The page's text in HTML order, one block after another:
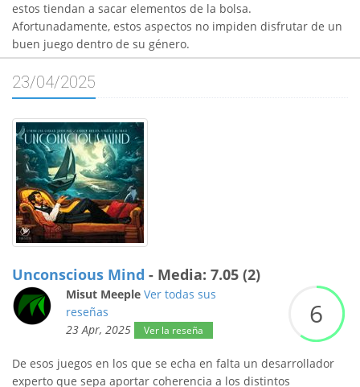
estos tiendan a sacar elementos de la bolsa.
Afortunadamente, estos aspectos no impiden disfrutar de un
buen juego dentro de su género.
23/04/2025
Unconscious Mind - Media: 7.05 (2)
Misut Meeple Ver todas sus
reseñas
23 Apr, 2025
Ver la reseña
6
De esos juegos en los que se echa en falta un desarrollador
experto que sepa aportar coherencia a los distintos